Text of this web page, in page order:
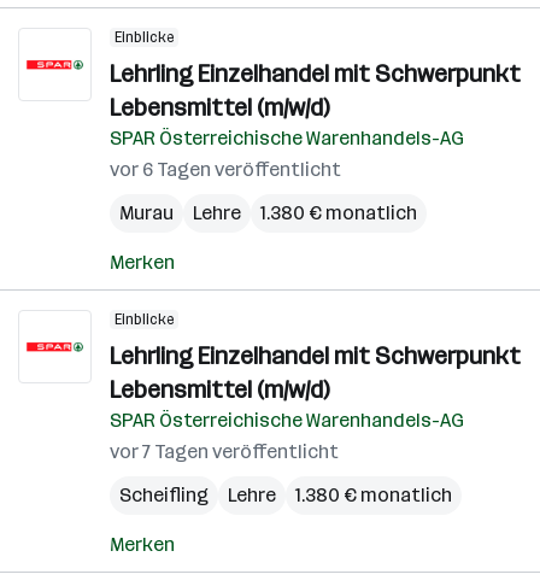
Einblicke
Lehrling Einzelhandel mit Schwerpunkt
Lebensmittel (m/w/d)
SPAR Österreichische Warenhandels-AG
vor 6 Tagen veröffentlicht
Murau
Lehre 1.380 € monatlich
Merken
Einblicke
Lehrling Einzelhandel mit Schwerpunkt
Lebensmittel (m/w/d)
SPAR Österreichische Warenhandels-AG
vor 7 Tagen veröffentlicht
Scheifling
Lehre 1.380 € monatlich
Merken